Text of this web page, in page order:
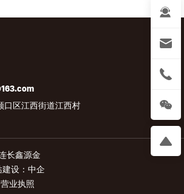
口区江西街道江西村
长鑫源金
建设：中企
营业执照